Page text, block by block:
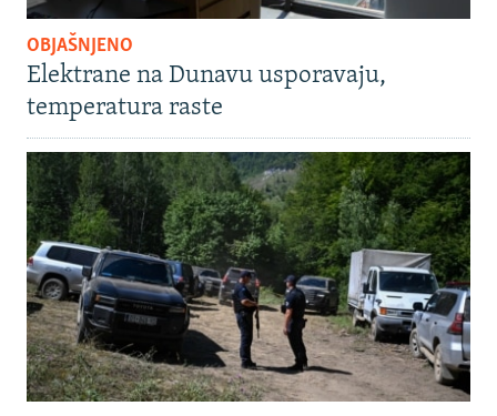
OBJAŠNJENO
Elektrane na Dunavu usporavaju,
temperatura raste